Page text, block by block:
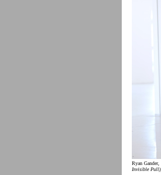
Ryan Gander,
Invisible Pull)